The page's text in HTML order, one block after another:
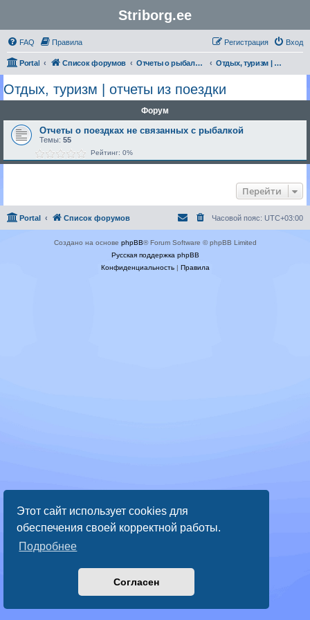
Этот сайт использует cookies для
обеспечения своей корректной работы.
Подробнее
Согласен
Striborg.ee
FAQ Правила Вход
Регистрация
Portal Список форумов Отчеты о рыбалке и не только Отдых, туризм | отчеты из поездки
Отдых, туризм | отчеты из поездки
Форум
Отчеты о поездках не связанных с рыбалкой
Темы: 55
Рейтинг: 0%
Перейти
Portal Список форумов Часовой пояс: UTC+03:00
Создано на основе phpBB® Forum Software © phpBB Limited
Русская поддержка phpBB
Конфиденциальность| Правила